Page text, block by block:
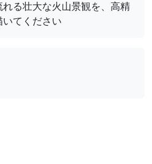
る壮大な火山景観を、高精
てください